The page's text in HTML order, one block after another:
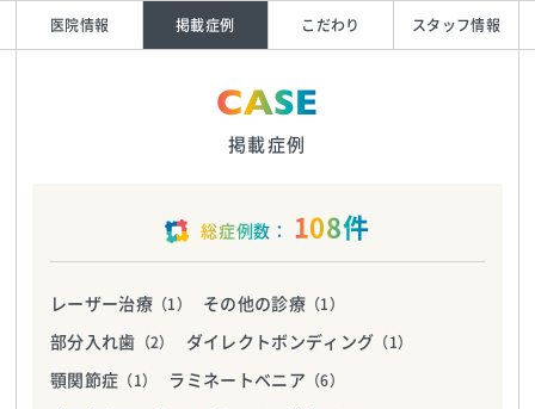
医院情報 掲載症例 こだわり スタッフ情報
CASE
掲載症例
総症例数： 108件
レーザー治療 （1） その他の診療 （1）
部分入れ歯 （2） ダイレクトボンディング （1）
顎関節症 （1） ラミネートベニア （6）